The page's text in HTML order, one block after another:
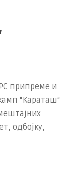
припреме и
“Караташ“
одбојку,